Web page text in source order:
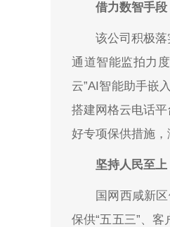
借力数智手
该公司积极
通道智能监拍力
云”AI智能助手嵌
搭建网格云电话
好专项保供措施，
坚持人民至
国网西咸新
保供“五五三”、